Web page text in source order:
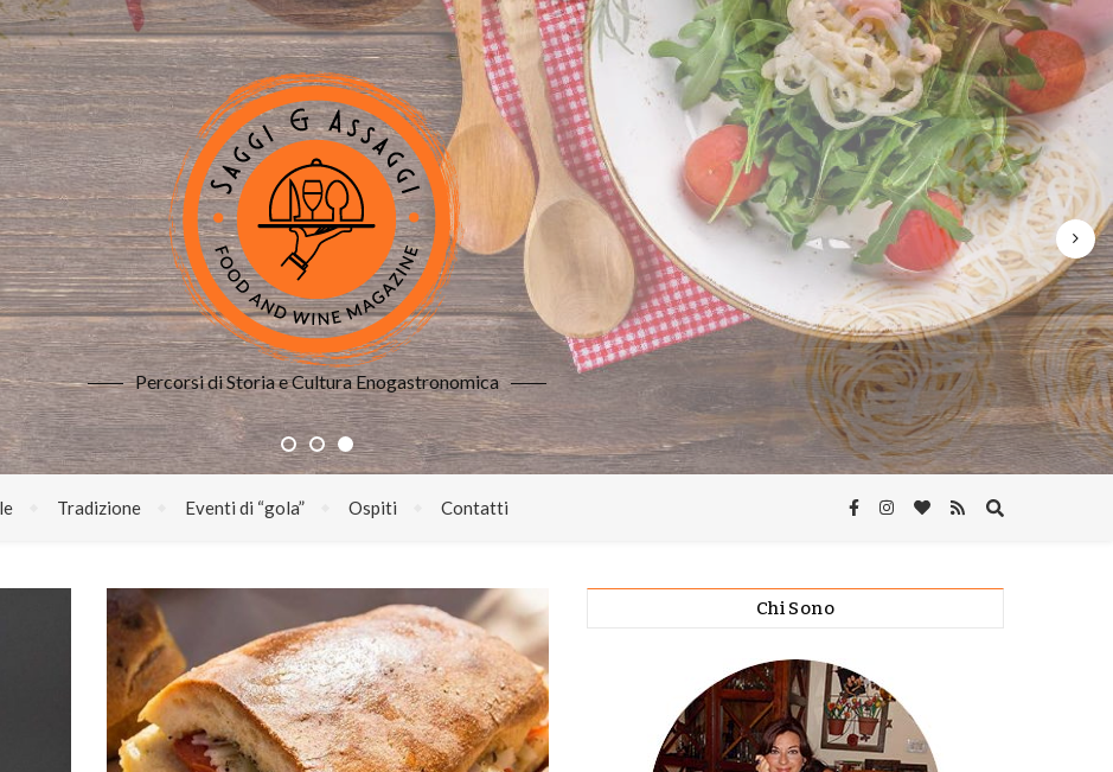
Percorsi di Storia e Cultura Enogastronomica
Tradizione Eventi di “gola” Ospiti Contatti
Chi Sono